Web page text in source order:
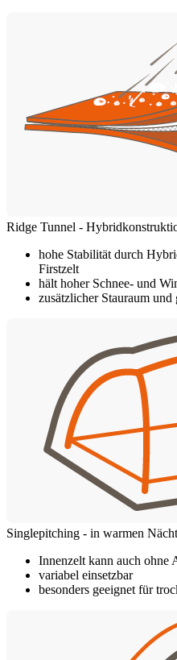
Ridge Tunnel -
hohe Stabilität durch
Firstzelt
hält hoher Schnee- und
zusätzlicher Stauraum
Singlepitching - in warmen
Innenzelt kann auch ohne
variabel einsetzbar
besonders geeignet für